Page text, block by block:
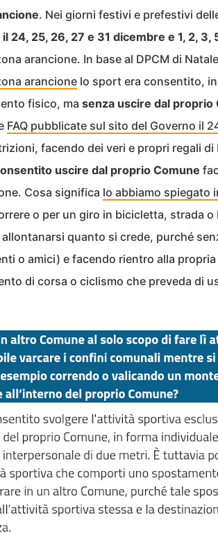
. Nei giorni festivi e prefestivi
24, 25, 26, 27 e 31 dicembre e 1, 2, 3,
arancione. In base al DPCM di
arancione lo sport era consentito,
fisico, ma senza uscire dal proprio
FAQ pubblicate sul sito del Governo il
facendo dei veri e propri regali
uscire dal proprio Comune
Cosa significa lo abbiamo spiegato
o per un giro in bicicletta, strada o
quanto si crede, purché
o amici) e facendo rientro alla
di corsa o ciclismo che preveda di